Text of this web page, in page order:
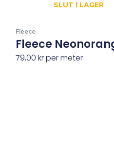
SLUT I LAGER
Fleece
Fleece
79,00 krper meter